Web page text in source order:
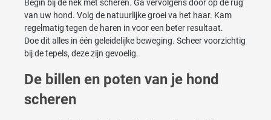
Begin bij de nek met scheren. Ga vervolgens door op de rug
van uw hond. Volg de natuurlijke groei va het haar. Kam
regelmatig tegen de haren in voor een beter resultaat.
Doe dit alles in één geleidelijke beweging. Scheer voorzichtig
bij de tepels, deze zijn gevoelig.
De billen en poten van je hond
scheren